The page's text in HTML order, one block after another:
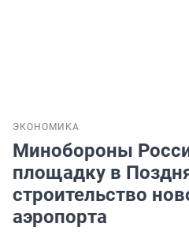
ЭКОНОМИКА
Минобороны
площадку в
строительство
аэропорта